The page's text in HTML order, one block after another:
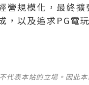
營規模化，最終
，以及追求PG電
代表本站的立場。因此